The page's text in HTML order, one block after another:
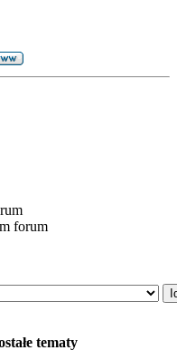
forum
tematy